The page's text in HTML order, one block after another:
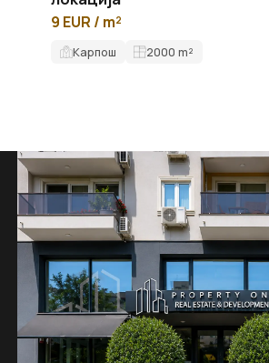
9 EUR / m²
Карпош 2000 m²